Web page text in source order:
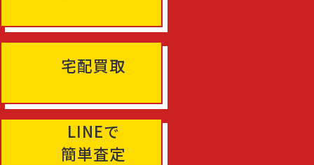
宅配買取
LINEで
簡単査定